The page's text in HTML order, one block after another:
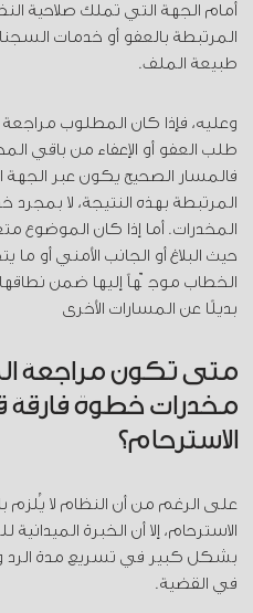
أمام الجهة التي تملك صلاحية
المرتبطة بالعفو أو خدمات
طبيعة الملف.
وعليه، فإذا كان المطلوب
طلب العفو أو الإعفاء من باقي
فالمسار الصحيح يكون عبر الجهة
المرتبطة بهذه النتيجة، لا
المخدرات. أما إذا كان الموضوع
حيث البلاغ أو الجانب الأمني أو
الخطاب موجّهاً إليها ضمن
بديلًا عن المسارات الأخرى
متى تكون مراجعة
مخدرات خطوة
الاسترحام؟
على الرغم من أن النظام لا يُلزم
الاسترحام، إلا أن الخبرة
بشكل كبير في تسريع مدة الرد
في القضية.